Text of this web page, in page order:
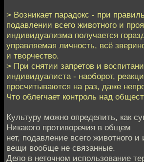
> Возникает парадокс - при
подавлении всего животного и
индивидуализма получается
управляемая личность, всё
и творчество.
> При снятии запретов и
индивидуалиста - наоборот,
просчитываются на раз, даже
Что облегчает контроль над
Культуру можно определить, как
Никакого противоречия в общем
нет, подавление всего животного
вещи вообще не связанные.
Дело в неточном использование